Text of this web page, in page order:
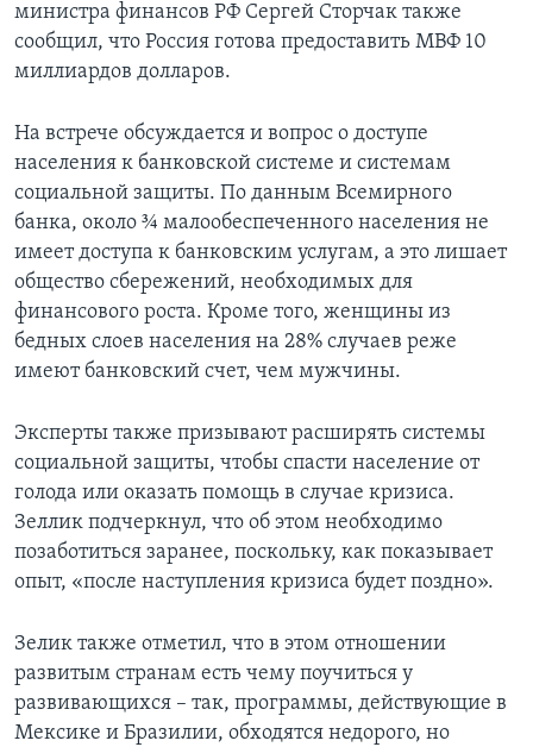
министра финансов РФ Сергей Сторчак также
сообщил, что Россия готова предоставить МВФ 10
миллиардов долларов.
На встрече обсуждается и вопрос о доступе
населения к банковской системе и системам
социальной защиты. По данным Всемирного
банка, около ¾ малообеспеченного населения не
имеет доступа к банковским услугам, а это лишает
общество сбережений, необходимых для
финансового роста. Кроме того, женщины из
бедных слоев населения на 28% случаев реже
имеют банковский счет, чем мужчины.
Эксперты также призывают расширять системы
социальной защиты, чтобы спасти население от
голода или оказать помощь в случае кризиса.
Зеллик подчеркнул, что об этом необходимо
позаботиться заранее, поскольку, как показывает
опыт, «после наступления кризиса будет поздно».
Зелик также отметил, что в этом отношении
развитым странам есть чему поучиться у
развивающихся – так, программы, действующие в
Мексике и Бразилии, обходятся недорого, но